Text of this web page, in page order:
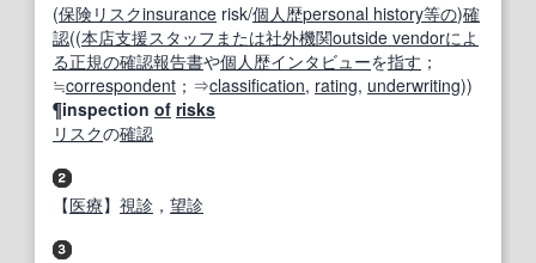
(保険リスクinsurance risk/個人歴personal history等の)確
認((本店支援スタッフまたは社外機関outside vendorによ
る正規の確認報告書や個人歴インタビューを指す ；
≒correspondent ；⇒classification, rating, underwriting))
¶inspection of risks
リスクの確認
【医療】 視診 ， 望診